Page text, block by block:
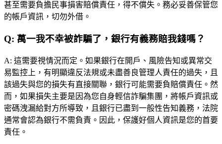
甚至需要負擔民事損害賠償責任，得不償失。務必妥善保管您
的帳戶資訊，切勿外借。
Q: 萬一我不幸被詐騙了，銀行有義務賠我錢嗎？
A: 這需要視情況而定。如果銀行在開戶、風險告知或異常交
易監控上，有明顯違反法規或未盡善良管理人責任的過失，且
該過失與您的損失有直接關聯，銀行可能需要負賠償責任。然
而，如果損失主要是因為您自身輕信詐騙集團，將帳戶資訊或
密碼洩漏給對方所導致，且銀行已盡到一般性告知義務，法院
通常會認為銀行不需負責。因此，保護好個人資訊是您的首要
責任。